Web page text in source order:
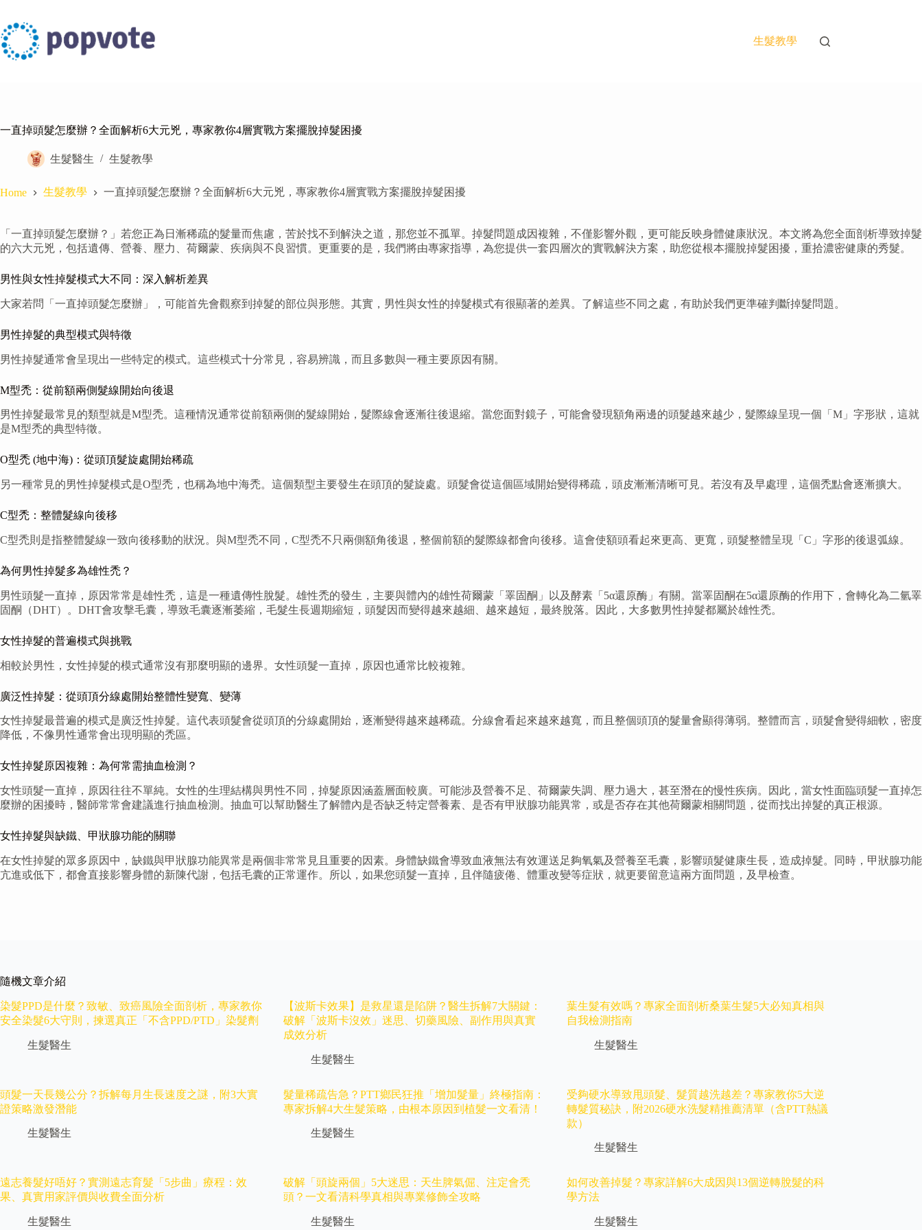
content
生髮教學
一直掉頭髮怎麼辦？全面解析6大元兇，專家教你4層實戰方案擺脫掉髮困擾
生髮醫生 生髮教學
Home 生髮教學 一直掉頭髮怎麼辦？全面解析6大元兇，專家教你4層實戰方案擺脫掉髮困擾
「一直掉頭髮怎麼辦？」若您正為日漸稀疏的髮量而焦慮，苦於找不到解決之道，那您並不孤單。掉髮問題成因複雜，不僅影響外觀，更可能反映身體健康狀況。本文將為您全面剖析導致掉髮
的六大元兇，包括遺傳、營養、壓力、荷爾蒙、疾病與不良習慣。更重要的是，我們將由專家指導，為您提供一套四層次的實戰解決方案，助您從根本擺脫掉髮困擾，重拾濃密健康的秀髮。
男性與女性掉髮模式大不同：深入解析差異
大家若問「一直掉頭髮怎麼辦」，可能首先會觀察到掉髮的部位與形態。其實，男性與女性的掉髮模式有很顯著的差異。了解這些不同之處，有助於我們更準確判斷掉髮問題。
男性掉髮的典型模式與特徵
男性掉髮通常會呈現出一些特定的模式。這些模式十分常見，容易辨識，而且多數與一種主要原因有關。
M型禿：從前額兩側髮線開始向後退
男性掉髮最常見的類型就是M型禿。這種情況通常從前額兩側的髮線開始，髮際線會逐漸往後退縮。當您面對鏡子，可能會發現額角兩邊的頭髮越來越少，髮際線呈現一個「M」字形狀，這就
是M型禿的典型特徵。
O型禿 (地中海)：從頭頂髮旋處開始稀疏
另一種常見的男性掉髮模式是O型禿，也稱為地中海禿。這個類型主要發生在頭頂的髮旋處。頭髮會從這個區域開始變得稀疏，頭皮漸漸清晰可見。若沒有及早處理，這個禿點會逐漸擴大。
C型禿：整體髮線向後移
C型禿則是指整體髮線一致向後移動的狀況。與M型禿不同，C型禿不只兩側額角後退，整個前額的髮際線都會向後移。這會使額頭看起來更高、更寬，頭髮整體呈現「C」字形的後退弧線。
為何男性掉髮多為雄性禿？
男性頭髮一直掉，原因常常是雄性禿，這是一種遺傳性脫髮。雄性禿的發生，主要與體內的雄性荷爾蒙「睪固酮」以及酵素「5α還原酶」有關。當睪固酮在5α還原酶的作用下，會轉化為二氫睪
固酮（DHT）。DHT會攻擊毛囊，導致毛囊逐漸萎縮，毛髮生長週期縮短，頭髮因而變得越來越細、越來越短，最終脫落。因此，大多數男性掉髮都屬於雄性禿。
女性掉髮的普遍模式與挑戰
相較於男性，女性掉髮的模式通常沒有那麼明顯的邊界。女性頭髮一直掉，原因也通常比較複雜。
廣泛性掉髮：從頭頂分線處開始整體性變寬、變薄
女性掉髮最普遍的模式是廣泛性掉髮。這代表頭髮會從頭頂的分線處開始，逐漸變得越來越稀疏。分線會看起來越來越寬，而且整個頭頂的髮量會顯得薄弱。整體而言，頭髮會變得細軟，密度
降低，不像男性通常會出現明顯的禿區。
女性掉髮原因複雜：為何常需抽血檢測？
女性頭髮一直掉，原因往往不單純。女性的生理結構與男性不同，掉髮原因涵蓋層面較廣。可能涉及營養不足、荷爾蒙失調、壓力過大，甚至潛在的慢性疾病。因此，當女性面臨頭髮一直掉怎
麼辦的困擾時，醫師常常會建議進行抽血檢測。抽血可以幫助醫生了解體內是否缺乏特定營養素、是否有甲狀腺功能異常，或是否存在其他荷爾蒙相關問題，從而找出掉髮的真正根源。
女性掉髮與缺鐵、甲狀腺功能的關聯
在女性掉髮的眾多原因中，缺鐵與甲狀腺功能異常是兩個非常常見且重要的因素。身體缺鐵會導致血液無法有效運送足夠氧氣及營養至毛囊，影響頭髮健康生長，造成掉髮。同時，甲狀腺功能
亢進或低下，都會直接影響身體的新陳代謝，包括毛囊的正常運作。所以，如果您頭髮一直掉，且伴隨疲倦、體重改變等症狀，就更要留意這兩方面問題，及早檢查。
隨機文章介紹
染髮PPD是什麼？致敏、致癌風險全面剖析，專家教你
安全染髮6大守則，揀選真正「不含PPD/PTD」染髮劑
生髮醫生
【波斯卡效果】是救星還是陷阱？醫生拆解7大關鍵：
破解「波斯卡沒效」迷思、切藥風險、副作用與真實
成效分析
生髮醫生
葉生髮有效嗎？專家全面剖析桑葉生髮5大必知真相與
自我檢測指南
生髮醫生
頭髮一天長幾公分？拆解每月生長速度之謎，附3大實
證策略激發潛能
生髮醫生
髮量稀疏告急？PTT鄉民狂推「增加髮量」終極指南：
專家拆解4大生髮策略，由根本原因到植髮一文看清！
生髮醫生
受夠硬水導致甩頭髮、髮質越洗越差？專家教你5大逆
轉髮質秘訣，附2026硬水洗髮精推薦清單（含PTT熱議
款）
生髮醫生
遠志養髮好唔好？實測遠志育髮「5步曲」療程：效
果、真實用家評價與收費全面分析
生髮醫生
破解「頭旋兩個」5大迷思：天生脾氣倔、注定會禿
頭？一文看清科學真相與專業修飾全攻略
生髮醫生
如何改善掉髮？專家詳解6大成因與13個逆轉脫髮的科
學方法
生髮醫生